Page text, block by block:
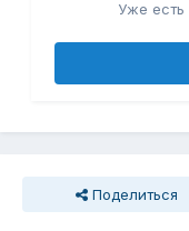
Уже есть
Поделиться